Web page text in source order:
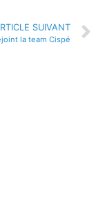
SUIVANT
la team Cispé